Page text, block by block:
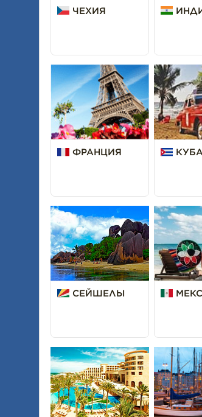
ЧЕХИЯ
ФРАНЦИЯ КУБА
СЕЙШЕЛЫ